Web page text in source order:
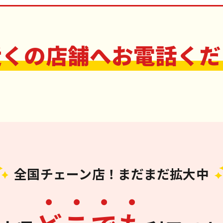
の店舗へお電話く
全国チェーン店！まだまだ拡大中